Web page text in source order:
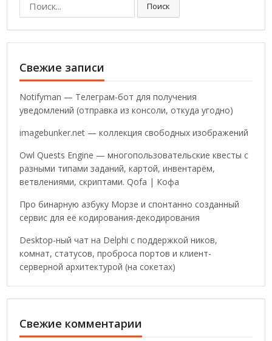
Поиск
Свежие записи
Notifyman — Телеграм-бот для получения
уведомлений (отправка из консоли, откуда угодно)
imagebunker.net — коллекция свободных изображений
Owl Quests Engine — многопользовательские квесты с
разными типами заданий, картой, инвентарём,
ветвлениями, скриптами. Qofa | Кофа
Про бинарную азбуку Морзе и спонтанно созданный
сервис для её кодирования-декодирования
Desktop-ный чат на Delphi с поддержкой ников,
комнат, статусов, проброса портов и клиент-
серверной архитектурой (на сокетах)
Свежие комментарии